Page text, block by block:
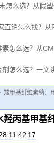
怎么选？从假
直销怎么找？
素怎么选？从
剂怎么选？一文
羧甲基纤维素钠：
羟丙基甲基
11:42:17